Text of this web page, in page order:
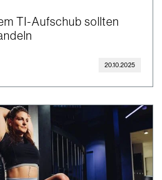
TI-Aufschub sollten
20.10.2025